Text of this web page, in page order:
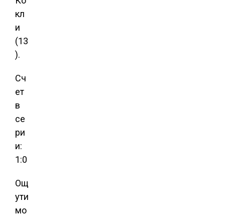
кл
и
(13
).
Сч
ет
в
се
ри
и:
1:0
Ощ
ути
мо